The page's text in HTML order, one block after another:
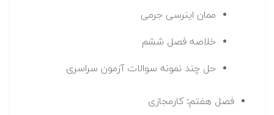
ممان اینرسی جرمی
خلاصه فصل ششم
حل چند نمونه سوالات آزمون سراسری
فصل هفتم: کارمجازی